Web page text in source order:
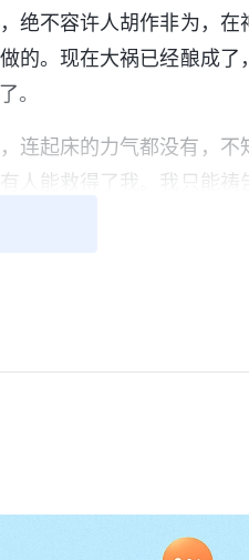
绝不容许人胡作非为，在
的。现在大祸已经酿成了
。
连起床的力气都没有，不
人能救得了我。我只能祷
今天这样的下场。以往我
但妥协，放弃就等于是毁
就灰心失望、自暴自弃